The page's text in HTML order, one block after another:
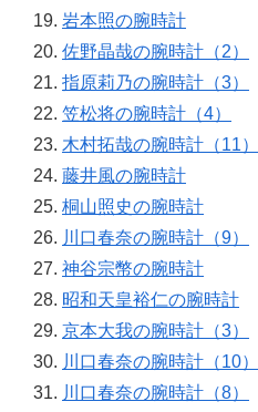
岩本照の腕時計
佐野晶哉の腕時計（2）
指原莉乃の腕時計（3）
笠松将の腕時計（4）
木村拓哉の腕時計（11）
藤井風の腕時計
桐山照史の腕時計
川口春奈の腕時計（9）
神谷宗幣の腕時計
昭和天皇裕仁の腕時計
京本大我の腕時計（3）
川口春奈の腕時計（10）
川口春奈の腕時計（8）